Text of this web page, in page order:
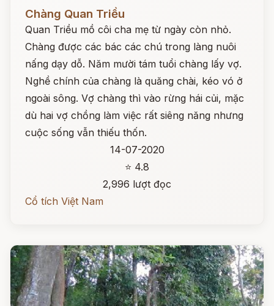
Chàng Quan Triều
Quan Triều mồ côi cha mẹ từ ngày còn nhỏ.
Chàng được các bác các chú trong làng nuôi
nấng dạy dỗ. Năm mười tám tuổi chàng lấy vợ.
Nghề chính của chàng là quăng chài, kéo vó ở
ngoài sông. Vợ chàng thì vào rừng hái củi, mặc
dù hai vợ chồng làm việc rất siêng năng nhưng
cuộc sống vẫn thiếu thốn.
14-07-2020
⭐ 4.8
2,996 lượt đọc
Cổ tích Việt Nam